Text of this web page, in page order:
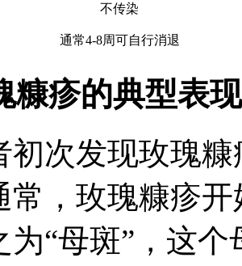
不传染
通常4-8周可自行消退
糠疹的典型表现
初次发现玫瑰
常，玫瑰糠疹
为“母斑”，这